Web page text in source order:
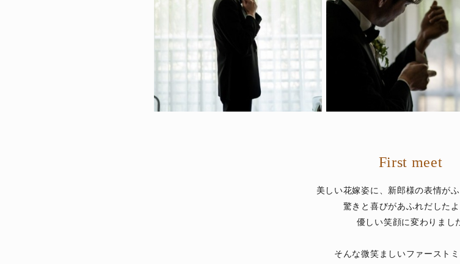
First meet
美しい花嫁姿に、新郎様の表情が
驚きと喜びがあふれだした
優しい笑顔に変わりまし
そんな微笑ましいファースト